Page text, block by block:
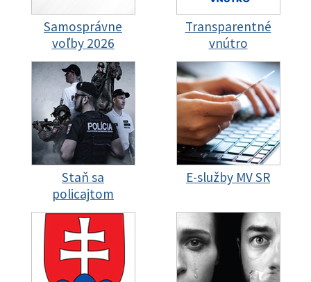
Samosprávne
voľby 2026
Transparentné
vnútro
Staň sa
policajtom
E-služby MV SR